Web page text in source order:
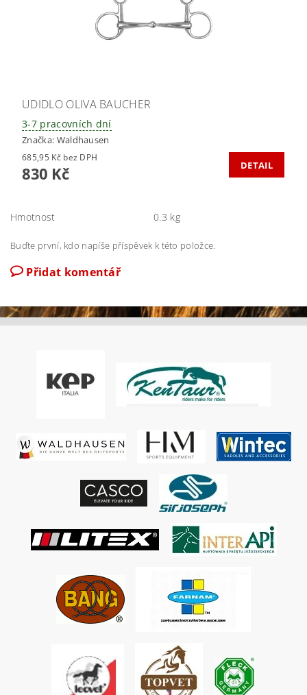
UDIDLO OLIVA BAUCHER
3-7 pracovních dní
Značka: Waldhausen
685,95 Kč bez DPH
830 Kč DETAIL
Hmotnost 0.3 kg
Buďte první, kdo napíše příspěvek k této položce.
Přidat komentář